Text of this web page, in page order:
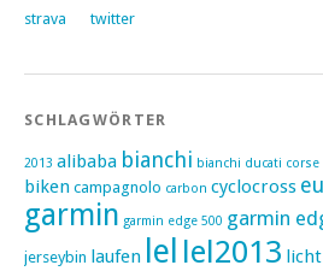
strava twitter
SCHLAGWÖRTER
2013 alibaba bianchi bianchi ducati corse
biken campagnolo carbon cyclocross
garmin garmin edge 500 garmin
jerseybin laufen lel lel2013 licht